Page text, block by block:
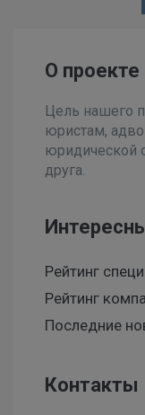
О проекте
Цель нашего
юристам,
юридической
друга.
Рейтинг
Рейтинг
Последние
Контакты